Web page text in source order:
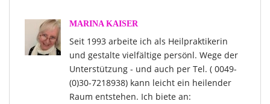
MARINA KAISER
Seit 1993 arbeite ich als Heilpraktikerin
und gestalte vielfältige persönl. Wege der
Unterstützung - und auch per Tel. ( 0049-
(0)30-7218938) kann leicht ein heilender
Raum entstehen. Ich biete an: